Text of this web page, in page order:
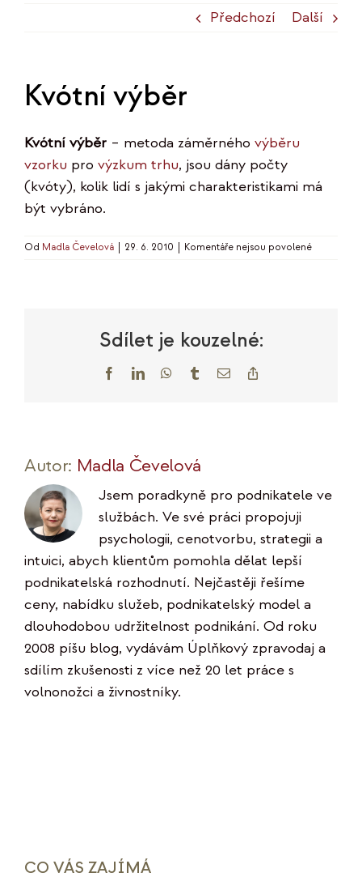
Předchozí Další
Kvótní výběr
Kvótní výběr – metoda záměrného výběru
vzorku pro výzkum trhu, jsou dány počty
(kvóty), kolik lidí s jakými charakteristikami má
být vybráno.
Od Madla Čevelová 29. 6. 2010 Komentáře nejsou povolenéu
Sdílet je kouzelné:
FacebookLinkedInWhatsApp
TumblrE-
Autor: Madla Čevelová
Jsem poradkyně pro podnikatele ve
službách. Ve své práci propojuji
psychologii, cenotvorbu, strategii a
intuici, abych klientům pomohla dělat lepší
podnikatelská rozhodnutí. Nejčastěji řešíme
ceny, nabídku služeb, podnikatelský model a
dlouhodobou udržitelnost podnikání. Od roku
2008 píšu blog, vydávám Úplňkový zpravodaj a
sdílím zkušenosti z více než 20 let práce s
volnonožci a živnostníky.
CO VÁS ZAJÍMÁ